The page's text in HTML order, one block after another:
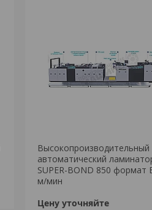
Высокопроизводительный
автоматический
SUPER-BOND 850 формат
м/мин
Цену уточняйте